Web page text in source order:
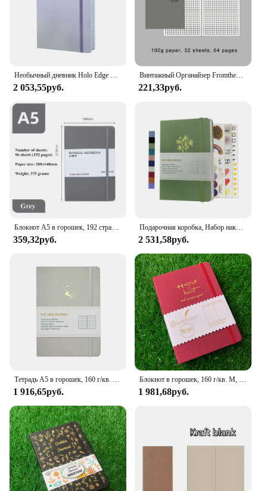
Необычный дневник Holo Edge Moon пастельных цветов A5 160 г/кв. М, белый бумажный дневник, журнал, блокнот с точкой 160 г/кв. М
2 053,55руб.
Винтажный Органайзер Fromthenon, сменная наполнительная бумага для блокнота Мидори, дневника, паспорта, крафт-бумаги в точку, ежедневно
221,33руб.
Блокнот А5 в горошек, 192 страниц, с кожаной обложкой, бумага цвета слоновой кости, 100 г/кв. М, ежедневник ручной работы
359,32руб.
Подарочная коробка, Набор наклеек для журнала без фиксации A5 160 г/кв. М, яркая белая бумага в горошек, блокнот, планер
2 531,58руб.
Тетрадь А5 в горошек, 160 г/кв. М, толстая белая бамбуковая бумага, 160 г/кв. М
1 916,65руб.
Блокнот в горошек, 160 г/кв. М, страниц, 5 мм
1 981,68руб.